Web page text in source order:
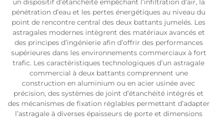
un dispositif d’étanchéité empêchant l’infiltration d’air, la
pénétration d’eau et les pertes énergétiques au niveau du
point de rencontre central des deux battants jumelés. Les
astragales modernes intègrent des matériaux avancés et
des principes d’ingénierie afin d’offrir des performances
supérieures dans les environnements commerciaux à fort
trafic. Les caractéristiques technologiques d’un astragale
commercial à deux battants comprennent une
construction en aluminium ou en acier usinée avec
précision, des systèmes de joint d’étanchéité intégrés et
des mécanismes de fixation réglables permettant d’adapter
l’astragale à diverses épaisseurs de porte et dimensions